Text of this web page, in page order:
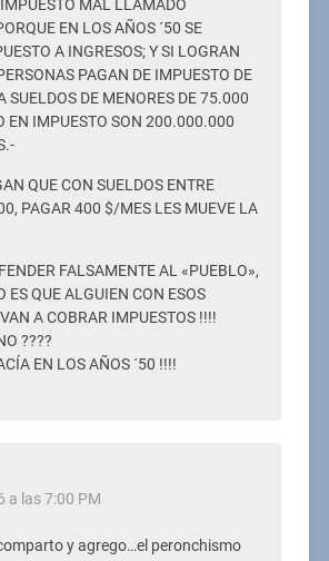
MAL LLAMADO
EN LOS AÑOS ´50 SE
A INGRESOS; Y SI LOGRAN
PAGAN DE IMPUESTO DE
DE MENORES DE 75.000
EN IMPUESTO SON 200.000.000
QUE CON SUELDOS ENTRE
PAGAR 400 $/MES LES MUEVE LA
FALSAMENTE AL «PUEBLO»,
ES QUE ALGUIEN CON ESOS
A COBRAR IMPUESTOS !!!!
????
EN LOS AÑOS ´50 !!!!
a las 7:00 PM
y agrego…el peronchismo